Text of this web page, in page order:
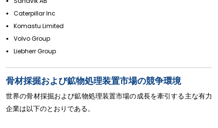
Caterpillar Inc
Komastu Limited
Volvo Group
Liebherr Group
骨材採掘および鉱物処理装置市場の競争環境
世界の骨材採掘および鉱物処理装置市場の成長を牽引する主な有力
企業は以下のとおりである。